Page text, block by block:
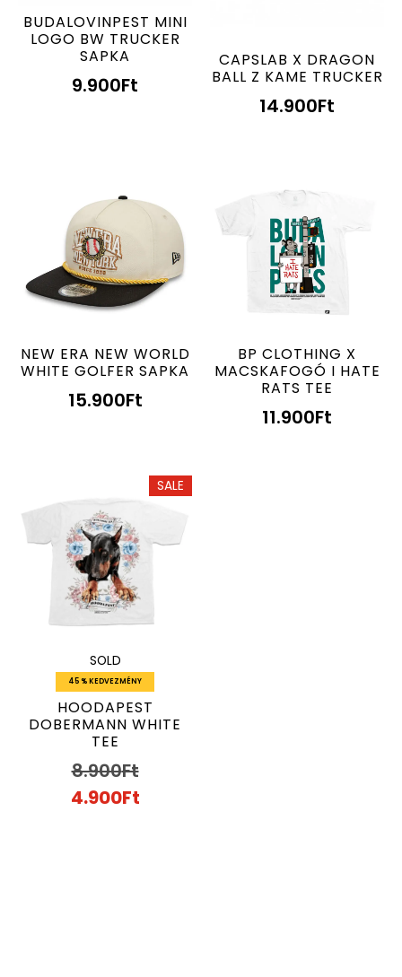
BUDALOVINPEST MINI
LOGO BW TRUCKER
SAPKA
9.900Ft
CAPSLAB X DRAGON
BALL Z KAME TRUCKER
14.900Ft
NEW ERA NEW WORLD
WHITE GOLFER SAPKA
15.900Ft
BP CLOTHING X
MACSKAFOGÓ I HATE
RATS TEE
11.900Ft
SALE
SOLD
45 % KEDVEZMÉNY
HOODAPEST
DOBERMANN WHITE
TEE
8.900Ft
4.900Ft